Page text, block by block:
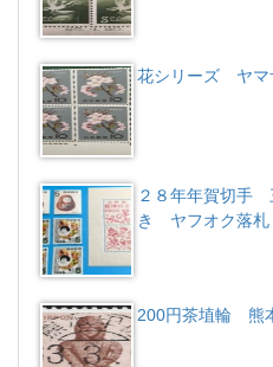
花シリーズ ヤマ
２８年年賀切手
き ヤフオク落札
200円茶埴輪 熊